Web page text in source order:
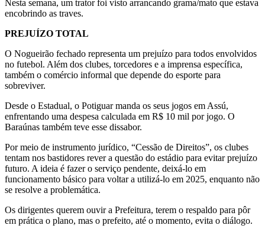
Nesta semana, um trator foi visto arrancando grama/mato que estava
encobrindo as traves.
PREJUÍZO TOTAL
O Nogueirão fechado representa um prejuízo para todos envolvidos
no futebol. Além dos clubes, torcedores e a imprensa específica,
também o comércio informal que depende do esporte para
sobreviver.
Desde o Estadual, o Potiguar manda os seus jogos em Assú,
enfrentando uma despesa calculada em R$ 10 mil por jogo. O
Baraúnas também teve esse dissabor.
Por meio de instrumento jurídico, “Cessão de Direitos”, os clubes
tentam nos bastidores rever a questão do estádio para evitar prejuízo
futuro. A ideia é fazer o serviço pendente, deixá-lo em
funcionamento básico para voltar a utilizá-lo em 2025, enquanto não
se resolve a problemática.
Os dirigentes querem ouvir a Prefeitura, terem o respaldo para pôr
em prática o plano, mas o prefeito, até o momento, evita o diálogo.